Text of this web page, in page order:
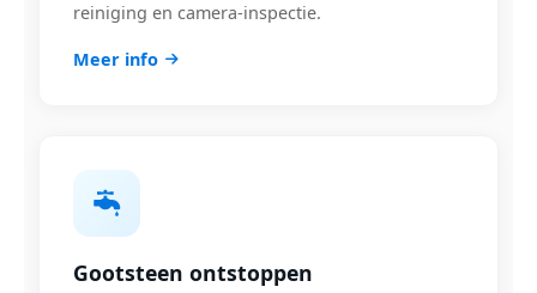
reiniging en camera-inspectie.
Meer info
Gootsteen ontstoppen